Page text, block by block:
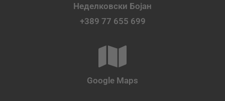
Неделковски Бојан
+389 77 655 699
Google Maps